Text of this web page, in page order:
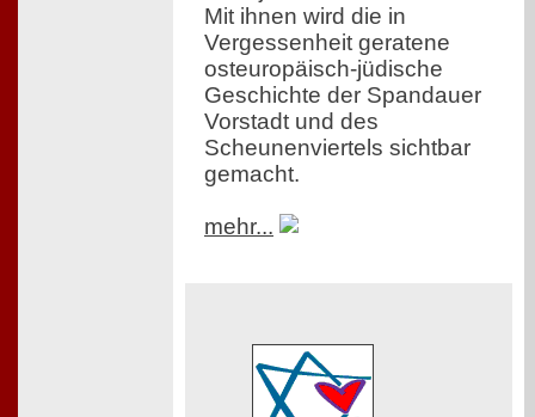
Mit ihnen wird die in
Vergessenheit geratene
osteuropäisch-jüdische
Geschichte der Spandauer
Vorstadt und des
Scheunenviertels sichtbar
gemacht.
mehr...